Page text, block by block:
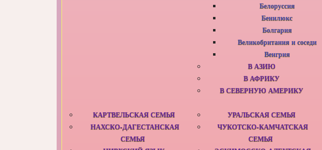
Белоруссия
Бенилюкс
Болгария
Великобритания и соседи
Венгрия
В АЗИЮ
В АФРИКУ
В СЕВЕРНУЮ АМЕРИКУ
КАРТВЕЛЬСКАЯ СЕМЬЯ
НАХСКО-ДАГЕСТАНСКАЯ
СЕМЬЯ
УРАЛЬСКАЯ СЕМЬЯ
ЧУКОТСКО-КАМЧАТСКАЯ
СЕМЬЯ